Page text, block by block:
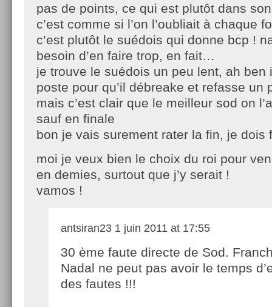
pas de points, ce qui est plutôt dans
c’est comme si l’on l’oubliait à chaque
c’est plutôt le suédois qui donne bcp !
besoin d’en faire trop, en fait…
je trouve le suédois un peu lent, ah ben
poste pour qu’il débreake et refasse
mais c’est clair que le meilleur sod on
sauf en finale
bon je vais surement rater la fin, je
moi je veux bien le choix du roi pour
en demies, surtout que j’y serait !
vamos !
antsiran23 1 juin 2011 at 17:55
30 ème faute directe de Sod.
Nadal ne peut pas avoir le temps
des fautes !!!